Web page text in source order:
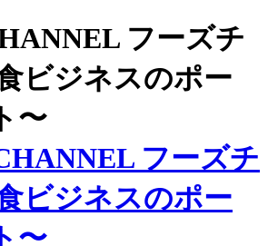
フーズチ
ビジネスのポー
〜